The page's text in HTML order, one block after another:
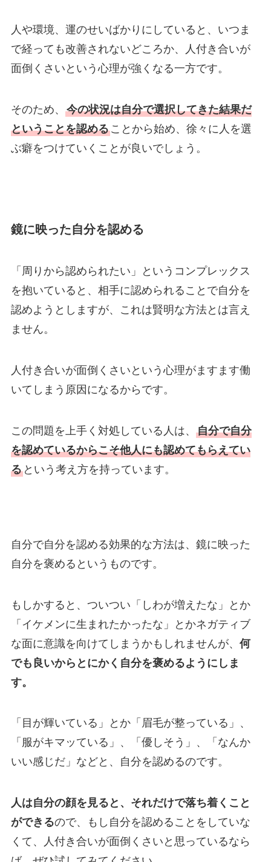
人や環境、運のせいばかりにしていると、いつま
で経っても改善されないどころか、人付き合いが
面倒くさいという心理が強くなる一方です。
そのため、 今の状況は自分で選択してきた結果だ
ということを認めることから始め、徐々に人を選
ぶ癖をつけていくことが良いでしょう。
鏡に映った自分を認める
「周りから認められたい」というコンプレックス
を抱いていると、相手に認められることで自分を
認めようとしますが、これは賢明な方法とは言え
ません。
人付き合いが面倒くさいという心理がますます働
いてしまう原因になるからです。
この問題を上手く対処している人は、 自分で自分
を認めているからこそ他人にも認めてもらえてい
るという考え方を持っています。
自分で自分を認める効果的な方法は、鏡に映った
自分を褒めるというものです。
もしかすると、ついつい「しわが増えたな」とか
「イケメンに生まれたかったな」とかネガティブ
な面に意識を向けてしまうかもしれませんが、 何
でも良いからとにかく自分を褒めるようにしま
す。
「目が輝いている」とか「眉毛が整っている」、
「服がキマッている」、「優しそう」、「なんか
いい感じだ」などと、自分を認めるのです。
人は自分の顔を見ると、それだけで落ち着くこと
ができるので、もし自分を認めることをしていな
くて、人付き合いが面倒くさいと思っているなら